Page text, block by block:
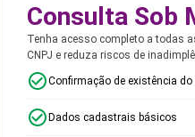
Consulta Sob
Tenha acesso completo a todas
CNPJ e reduza riscos de
Confirmação de existência do
Dados cadastrais básicos